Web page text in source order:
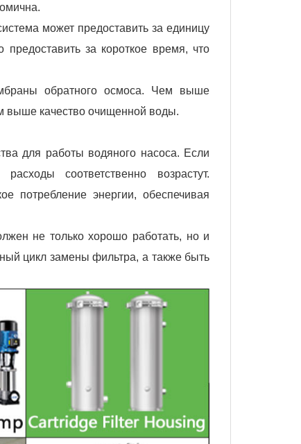
может предоставить за единицу
за короткое время, что
обратного осмоса. Чем выше
выше качество очищенной воды.
для работы водяного насоса. Если
соответственно возрастут.
потребление энергии, обеспечивая
не только хорошо работать, но и
цикл замены фильтра, а также быть